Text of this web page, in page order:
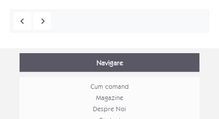
Navigare
Cum comand
Magazine
Despre Noi